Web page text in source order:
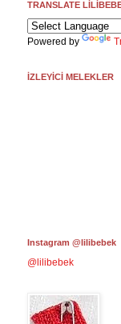
TRANSLATE
Powered by
İZLEYİCİ MELEKLER
Instagram @lilibebek
@lilibebek